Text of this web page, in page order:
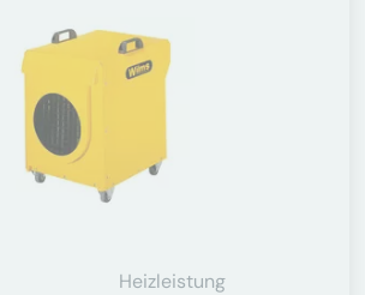
Heizleistung